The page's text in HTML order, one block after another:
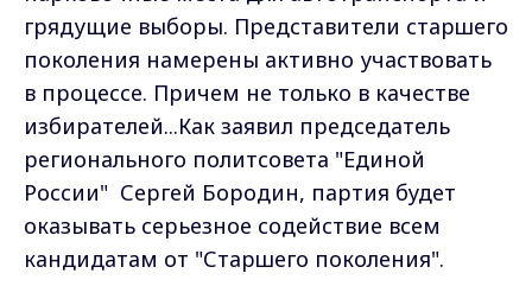
грядущие выборы. Представители старшего
поколения намерены активно участвовать
в процессе. Причем не только в качестве
избирателей...Как заявил председатель
регионального политсовета "Единой
России" Сергей Бородин, партия будет
оказывать серьезное содействие всем
кандидатам от "Старшего поколения".